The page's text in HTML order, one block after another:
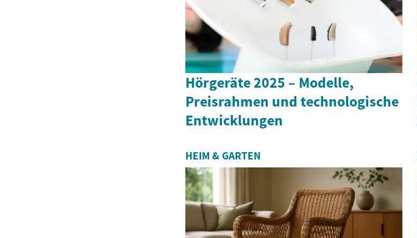
Hörgeräte 2025 – Modelle,
Preisrahmen und technologische
Entwicklungen
HEIM & GARTEN